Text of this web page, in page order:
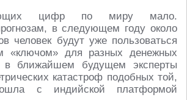
цифр по миру мало.
в следующем году около
человек будут уже пользоваться
«ключом» для разных денежных
в ближайшем будущем эксперты
катастроф подобных той,
с индийской платформой